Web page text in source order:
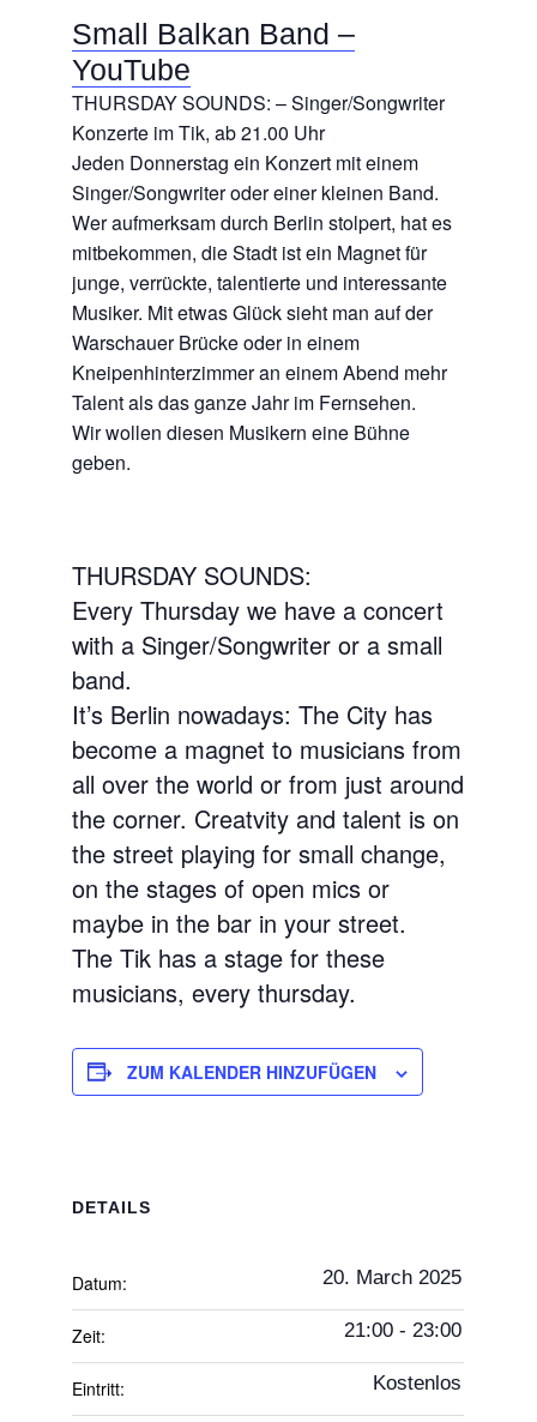
Small Balkan Band –
YouTube
THURSDAY SOUNDS: – Singer/Songwriter
Konzerte im Tik, ab 21.00 Uhr
Jeden Donnerstag ein Konzert mit einem
Singer/Songwriter oder einer kleinen Band.
Wer aufmerksam durch Berlin stolpert, hat es
mitbekommen, die Stadt ist ein Magnet für
junge, verrückte, talentierte und interessante
Musiker. Mit etwas Glück sieht man auf der
Warschauer Brücke oder in einem
Kneipenhinterzimmer an einem Abend mehr
Talent als das ganze Jahr im Fernsehen.
Wir wollen diesen Musikern eine Bühne
geben.
THURSDAY SOUNDS:
Every Thursday we have a concert
with a Singer/Songwriter or a small
band.
It’s Berlin nowadays: The City has
become a magnet to musicians from
all over the world or from just around
the corner. Creatvity and talent is on
the street playing for small change,
on the stages of open mics or
maybe in the bar in your street.
The Tik has a stage for these
musicians, every thursday.
ZUM KALENDER HINZUFÜGEN
DETAILS
Datum: 20. March 2025
Zeit: 21:00 - 23:00
Eintritt: Kostenlos